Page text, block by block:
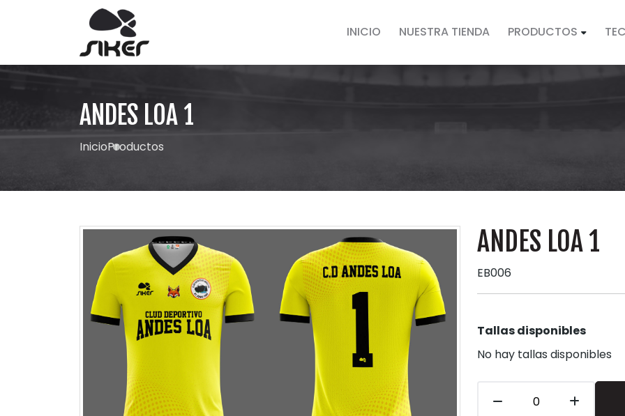
INICIO NUESTRA TIENDA PRODUCTOS
ANDES LOA 1
InicioProductos
ANDES LOA 1
EB006
Tallas disponibles
No hay tallas disponibles